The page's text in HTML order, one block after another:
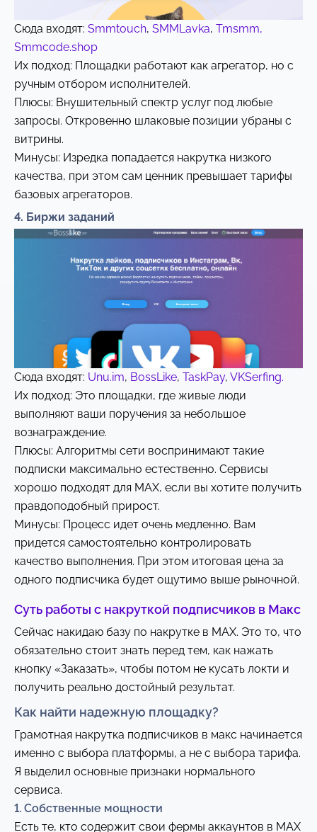
Сюда входят: Smmtouch, SMMLavka, Tmsmm,
Smmcode.shop
Их подход: Площадки работают как агрегатор, но с
ручным отбором исполнителей.
Плюсы: Внушительный спектр услуг под любые
запросы. Откровенно шлаковые позиции убраны с
витрины.
Минусы: Изредка попадается накрутка низкого
качества, при этом сам ценник превышает тарифы
базовых агрегаторов.
4. Биржи заданий
Сюда входят: Unu.im, BossLike, TaskPay, VKSerfing.
Их подход: Это площадки, где живые люди
выполняют ваши поручения за небольшое
вознаграждение.
Плюсы: Алгоритмы сети воспринимают такие
подписки максимально естественно. Сервисы
хорошо подходят для MAX, если вы хотите получить
правдоподобный прирост.
Минусы: Процесс идет очень медленно. Вам
придется самостоятельно контролировать
качество выполнения. При этом итоговая цена за
одного подписчика будет ощутимо выше рыночной.
Суть работы с накруткой подписчиков в Макс
Сейчас накидаю базу по накрутке в MAX. Это то, что
обязательно стоит знать перед тем, как нажать
кнопку «Заказать», чтобы потом не кусать локти и
получить реально достойный результат.
Как найти надежную площадку?
Грамотная накрутка подписчиков в макс начинается
именно с выбора платформы, а не с выбора тарифа.
Я выделил основные признаки нормального
сервиса.
1. Собственные мощности
Есть те, кто содержит свои фермы аккаунтов в MAX